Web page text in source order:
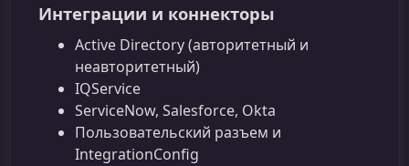
Интеграции и коннекторы
Active Directory (авторитетный и
неавторитетный)
IQService
ServiceNow, Salesforce, Okta
Пользовательский разъем и
IntegrationConfig